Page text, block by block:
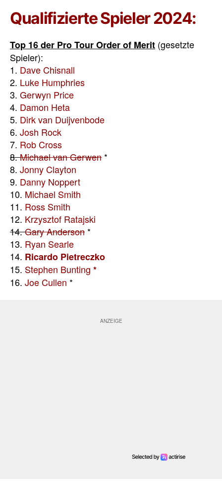
Qualifizierte Spieler 2024:
Top 16 der Pro Tour Order of Merit (gesetzte
Spieler):
1. Dave Chisnall
2. Luke Humphries
3. Gerwyn Price
4. Damon Heta
5. Dirk van Duijvenbode
6. Josh Rock
7. Rob Cross
8.Michael van Gerwen *
8. Jonny Clayton
9. Danny Noppert
10. Michael Smith
11. Ross Smith
12. Krzysztof Ratajski
14.Gary Anderson *
13. Ryan Searle
14. Ricardo Pietreczko
15. Stephen Bunting *
16. Joe Cullen *